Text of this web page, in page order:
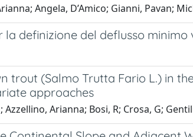
Angela, D’Amico; Gianni, Pavan;
definizione del deflusso minimo
trout (Salmo Trutta Fario L.) in
approaches
Azzellino, Arianna; Bosi, R; Crosa, G;